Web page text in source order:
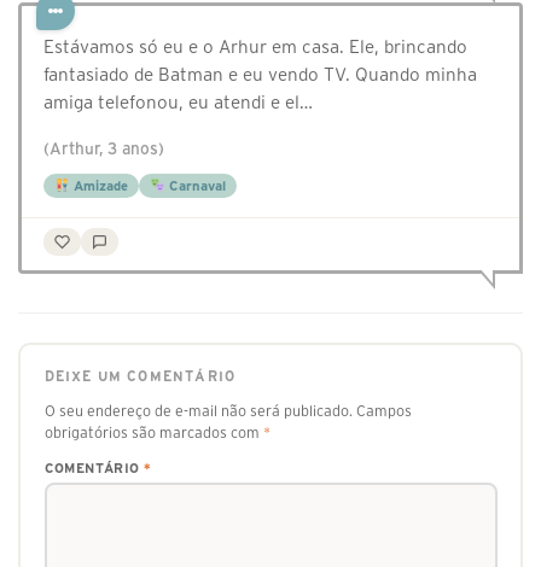
Estávamos só eu e o Arhur em casa. Ele, brincando
fantasiado de Batman e eu vendo TV. Quando minha
amiga telefonou, eu atendi e el…
(Arthur, 3 anos)
Amizade Carnaval
DEIXE UM COMENTÁRIO
O seu endereço de e-mail não será publicado. Campos
obrigatórios são marcados com *
COMENTÁRIO *